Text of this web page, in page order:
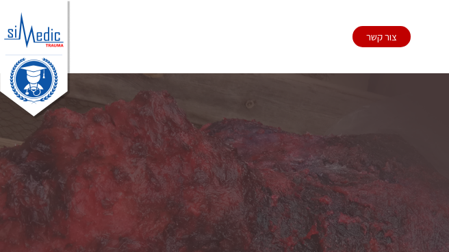
צור קשר